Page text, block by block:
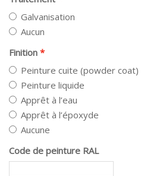
Galvanisation
Aucun
Finition
Peinture cuite (powder coat)
Peinture liquide
Apprêt à l’eau
Apprêt à l’époxyde
Aucune
Code de peinture RAL